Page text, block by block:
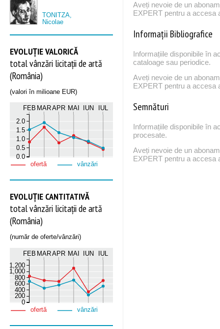
TONITZA,
Nicolae
EVOLUȚIE VALORICĂ
total vânzări licitații de artă
(România)
(valori în milioane EUR)
FEB MARAPR MAI IUN IUL
0.0
0.5
1.0
1.5
2.0
ofertă vânzări
EVOLUȚIE CANTITATIVĂ
total vânzări licitații de artă
(România)
(număr de oferte/vânzări)
FEB MARAPR MAI IUN IUL
0
200
400
600
800
1,000
1,200
ofertă vânzări
Aveți nevoie de un
EXPERT pentru a accesa
Informații Bibliografice
Informațiile disponibile în
cataloage sau periodice.
Aveți nevoie de un
EXPERT pentru a accesa
Semnături
Informațiile disponibile în
procesate.
Aveți nevoie de un
EXPERT pentru a accesa